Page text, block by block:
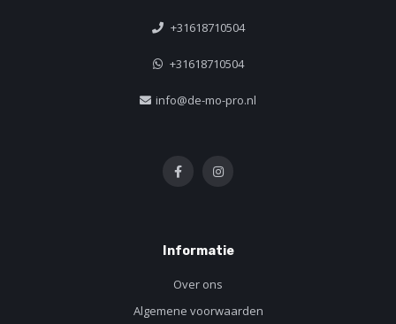
+31618710504
+31618710504
info@de-mo-pro.nl
Informatie
Over ons
Algemene voorwaarden